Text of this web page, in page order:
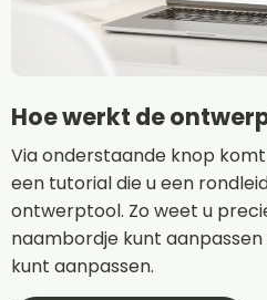
Hoe werkt de
Via onderstaande knop
een tutorial die u een
ontwerptool. Zo weet u
naambordje kunt
kunt aanpassen.